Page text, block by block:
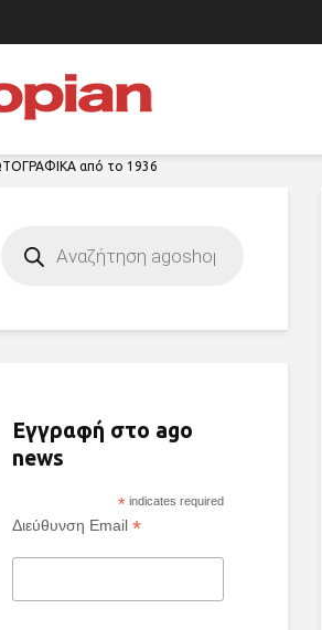
από το 1936
search
Εγγραφή στο ago
news
* indicates required
Διεύθυνση Email *